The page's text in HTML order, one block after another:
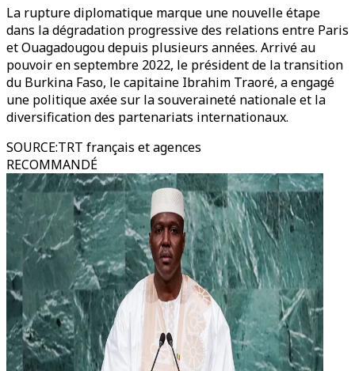
La rupture diplomatique marque une nouvelle étape
dans la dégradation progressive des relations entre Paris
et Ouagadougou depuis plusieurs années. Arrivé au
pouvoir en septembre 2022, le président de la transition
du Burkina Faso, le capitaine Ibrahim Traoré, a engagé
une politique axée sur la souveraineté nationale et la
diversification des partenariats internationaux.
SOURCE:TRT français et agences
RECOMMANDÉ